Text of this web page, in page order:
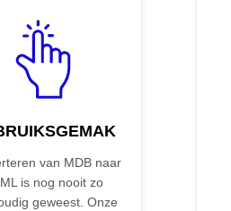
van MDB naar
is nog nooit zo
geweest. Onze